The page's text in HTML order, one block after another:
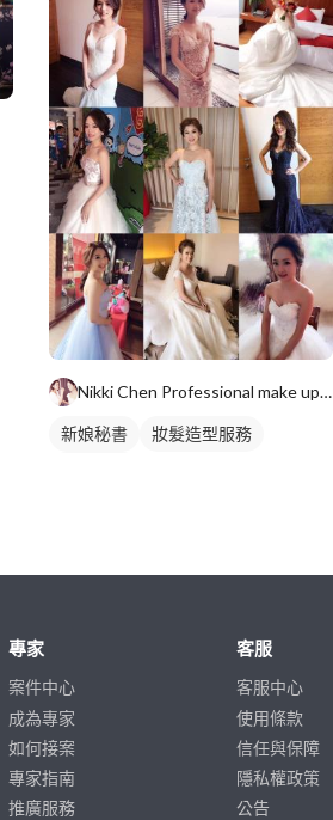
Nikki Chen Professional make up 新娘秘書 I 婚禮顧問
新娘秘書
妝髮造型服務
專家
案件中心
成為專家
如何接案
專家指南
推廣服務
客服
客服中心
使用條款
信任與保障
隱私權政策
公告